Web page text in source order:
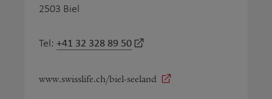
2503 Biel
Tel: +41 32 328 89 50
www.swisslife.ch/biel-seeland